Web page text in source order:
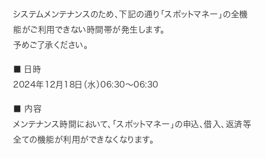
システムメンテナンスのため、下記の通り「スポットマネー」の全機
能がご利用できない時間帯が発生します。
予めご了承ください。
■ 日時
2024年12月18日（水）06:30～06:30
■ 内容
メンテナンス時間において、「スポットマネー」の申込、借入、返済等
全ての機能が利用ができなくなります。